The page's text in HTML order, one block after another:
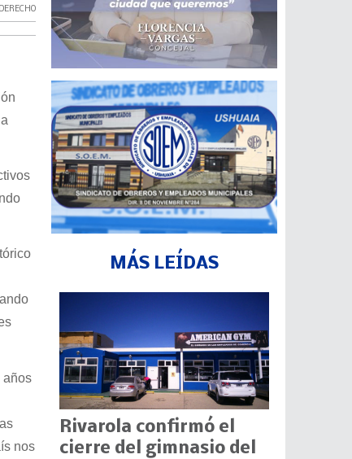
DERECHO
años
nos
MÁS LEÍDAS
Rivarola confirmó el
cierre del gimnasio del